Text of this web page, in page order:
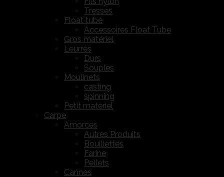
Tresses
Float tube
Accessoires Float Tube
Gros matériel
Leurres
Durs
Souples
Moulinets
casting
spinning
Petit matériel
Carpe
Amorces
Autres Produits
Bouillettes
Farine
Pellets
Cannes